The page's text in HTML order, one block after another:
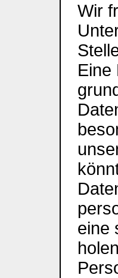
Wir
Eine
eine